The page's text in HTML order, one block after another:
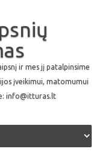
ir mes jį patalpinsime
įveikimui, matomumui
info@itturas.lt
content